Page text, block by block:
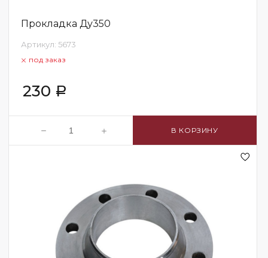
Прокладка Ду350
Артикул: 5673
под заказ
230 Р
В КОРЗИНУ